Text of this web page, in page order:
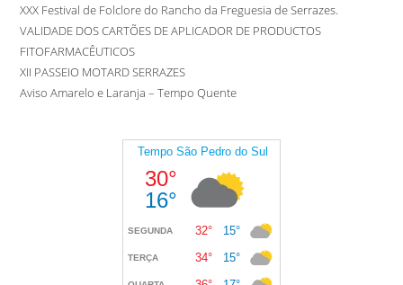
XXX Festival de Folclore do Rancho da Freguesia de Serrazes.
VALIDADE DOS CARTÕES DE APLICADOR DE PRODUCTOS
FITOFARMACÊUTICOS
XII PASSEIO MOTARD SERRAZES
Aviso Amarelo e Laranja – Tempo Quente